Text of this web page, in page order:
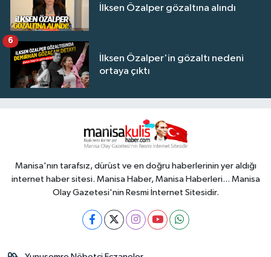
İlksen Özalper gözaltına alındı
İlksen Özalper'in gözaltı nedeni
ortaya çıktı
6
Manisa'nın tarafsız, dürüst ve en doğru haberlerinin yer aldığı
internet haber sitesi. Manisa Haber, Manisa Haberleri... Manisa
Olay Gazetesi'nin Resmi İnternet Sitesidir.